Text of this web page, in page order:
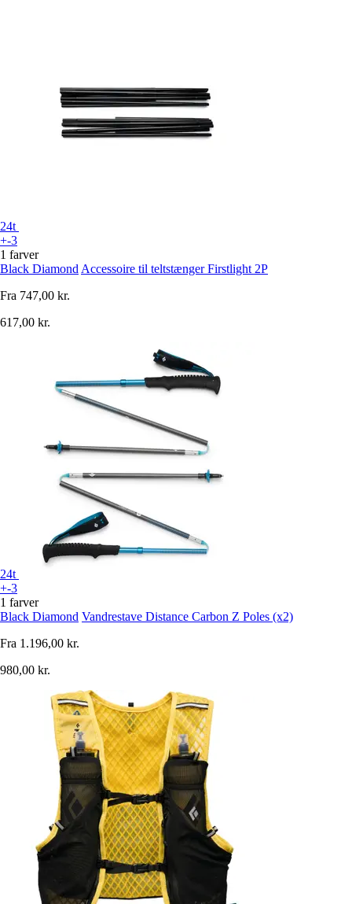
24t
+-3
1 farver
Black Diamond Accessoire til teltstænger Firstlight 2P
Fra 747,00 kr.
617,00 kr.
24t
+-3
1 farver
Black Diamond Vandrestave Distance Carbon Z Poles (x2)
Fra 1.196,00 kr.
980,00 kr.